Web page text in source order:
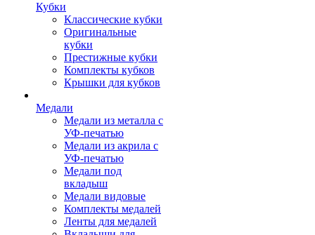
Кубки
Классические кубки
Оригинальные
кубки
Престижные кубки
Комплекты кубков
Крышки для кубков
Медали
Медали из металла с
УФ-печатью
Медали из акрила с
УФ-печатью
Медали под
вкладыш
Медали видовые
Комплекты медалей
Ленты для медалей